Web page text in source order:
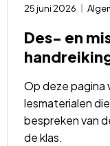
25 juni 2026
Des- en
Op deze pagina
lesmaterialen
bespreken van
de klas.